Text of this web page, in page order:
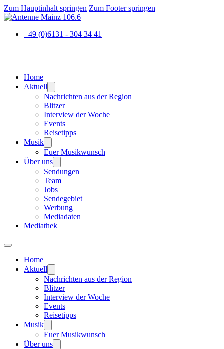
Zum Hauptinhalt springen Zum Footer springen
+49 (0)6131 - 304 34 41
Home
Aktuell
Nachrichten aus der Region
Blitzer
Interview der Woche
Events
Reisetipps
Musik
Euer Musikwunsch
Über uns
Sendungen
Team
Jobs
Sendegebiet
Werbung
Mediadaten
Mediathek
Home
Aktuell
Nachrichten aus der Region
Blitzer
Interview der Woche
Events
Reisetipps
Musik
Euer Musikwunsch
Über uns